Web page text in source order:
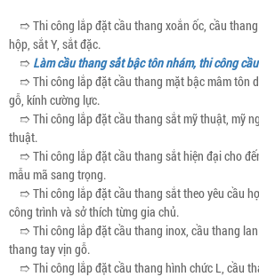
➱ Thi công lắp đặt cầu thang xoắn ốc, cầu
hộp, sắt Y, sắt đặc.
➱ Làm cầu thang sắt bậc tôn nhám, thi công
➱ Thi công lắp đặt cầu thang mặt bậc mâm tôn
gỗ, kính cường lực.
➱ Thi công lắp đặt cầu thang sắt mỹ thuật, mỹ
thuật.
➱ Thi công lắp đặt cầu thang sắt hiện đại cho
mẫu mã sang trọng.
➱ Thi công lắp đặt cầu thang sắt theo yêu cầu
công trình và sở thích từng gia chủ.
➱ Thi công lắp đặt cầu thang inox, cầu thang
thang tay vịn gỗ.
➱ Thi công lắp đặt cầu thang hình chức L, cầu